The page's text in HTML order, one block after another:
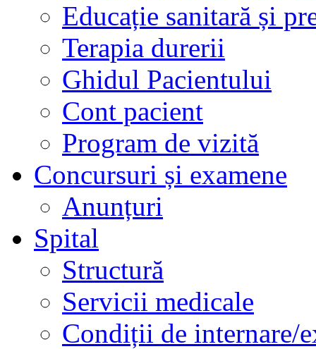
Educație sanitară și
Terapia durerii
Ghidul Pacientului
Cont pacient
Program de vizită
Concursuri și examene
Anunțuri
Spital
Structură
Servicii medicale
Condiții de internare/